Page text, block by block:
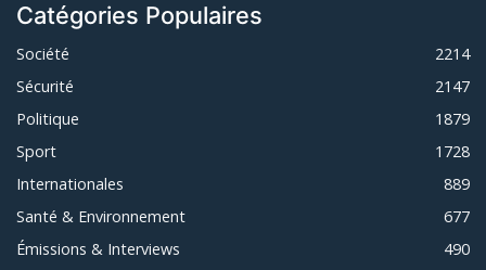
Catégories Populaires
Société
2214
Sécurité
2147
Politique
1879
Sport
1728
Internationales
889
Santé & Environnement
677
Émissions & Interviews
490